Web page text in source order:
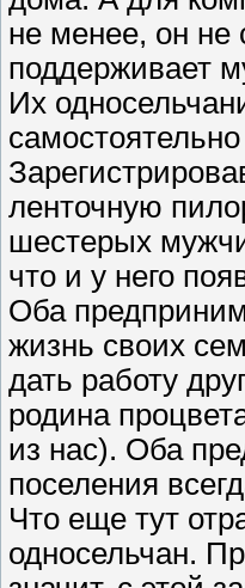
не менее, он не
поддерживает
Их
ленточную
шестерых
что и у него
Оба
жизнь своих
дать работу
родина
из нас). Оба
поселения
Что еще тут
односельчан.